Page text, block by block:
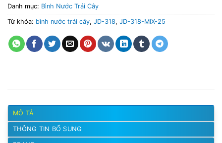
Danh mục: Bình Nước Trái Cây
Từ khóa: bình nước trái cây, JD-318, JD-318-MIX-25
MÔ TẢ
THÔNG TIN BỔ SUNG